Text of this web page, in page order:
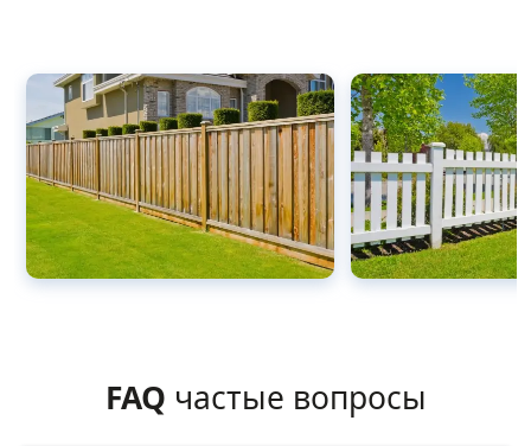
FAQ частые вопросы